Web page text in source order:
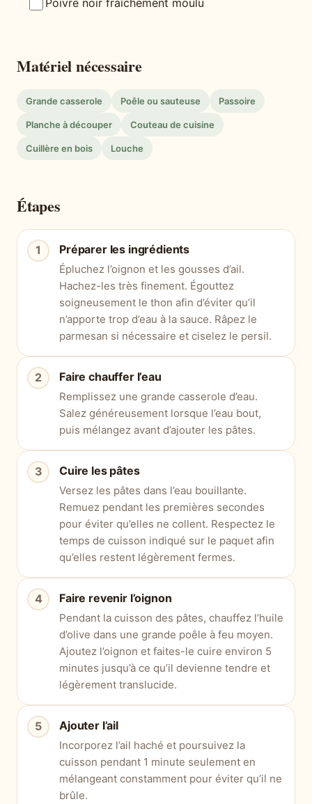
Poivre noir fraîchement moulu
Matériel nécessaire
Grande casserole Poêle ou sauteuse Passoire
Planche à découper Couteau de cuisine
Cuillère en bois Louche
Étapes
Préparer les ingrédients
Épluchez l’oignon et les gousses d’ail.
Hachez-les très finement. Égouttez
soigneusement le thon afin d’éviter qu’il
n’apporte trop d’eau à la sauce. Râpez le
parmesan si nécessaire et ciselez le persil.
Faire chauffer l’eau
Remplissez une grande casserole d’eau.
Salez généreusement lorsque l’eau bout,
puis mélangez avant d’ajouter les pâtes.
Cuire les pâtes
Versez les pâtes dans l’eau bouillante.
Remuez pendant les premières secondes
pour éviter qu’elles ne collent. Respectez le
temps de cuisson indiqué sur le paquet afin
qu’elles restent légèrement fermes.
Faire revenir l’oignon
Pendant la cuisson des pâtes, chauffez l’huile
d’olive dans une grande poêle à feu moyen.
Ajoutez l’oignon et faites-le cuire environ 5
minutes jusqu’à ce qu’il devienne tendre et
légèrement translucide.
Ajouter l’ail
Incorporez l’ail haché et poursuivez la
cuisson pendant 1 minute seulement en
mélangeant constamment pour éviter qu’il ne
brûle.